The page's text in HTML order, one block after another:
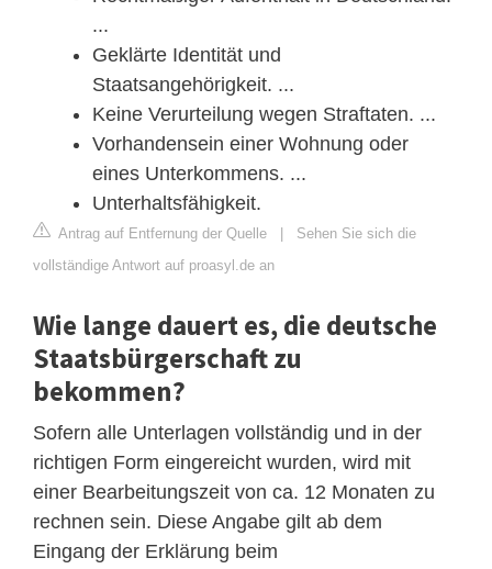
...
Geklärte Identität und
Staatsangehörigkeit. ...
Keine Verurteilung wegen Straftaten. ...
Vorhandensein einer Wohnung oder
eines Unterkommens. ...
Unterhaltsfähigkeit.
Antrag auf Entfernung der Quelle
Sehen Sie sich die
vollständige Antwort auf proasyl.de an
Wie lange dauert es, die deutsche
Staatsbürgerschaft zu
bekommen?
Sofern alle Unterlagen vollständig und in der
richtigen Form eingereicht wurden, wird mit
einer Bearbeitungszeit von ca. 12 Monaten zu
rechnen sein. Diese Angabe gilt ab dem
Eingang der Erklärung beim